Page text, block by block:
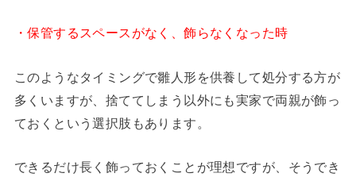
・保管するスペースがなく、飾らなくなった時
このようなタイミングで雛人形を供養して処分する方が
多くいますが、捨ててしまう以外にも実家で両親が飾っ
ておくという選択肢もあります。
できるだけ長く飾っておくことが理想ですが、そうでき